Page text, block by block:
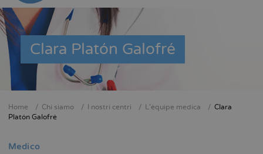
Clara Platón Galofré
Briciole
pane
Home Chi siamo I nostri centri L'équipe medica
Clara
Platón Galofré
Medico